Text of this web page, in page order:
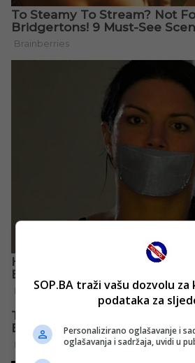
SOP.BA traži vašu dozvolu
podataka za
Personalizirano oglašavanje i
oglašavanja i sadržaja, uvidi u